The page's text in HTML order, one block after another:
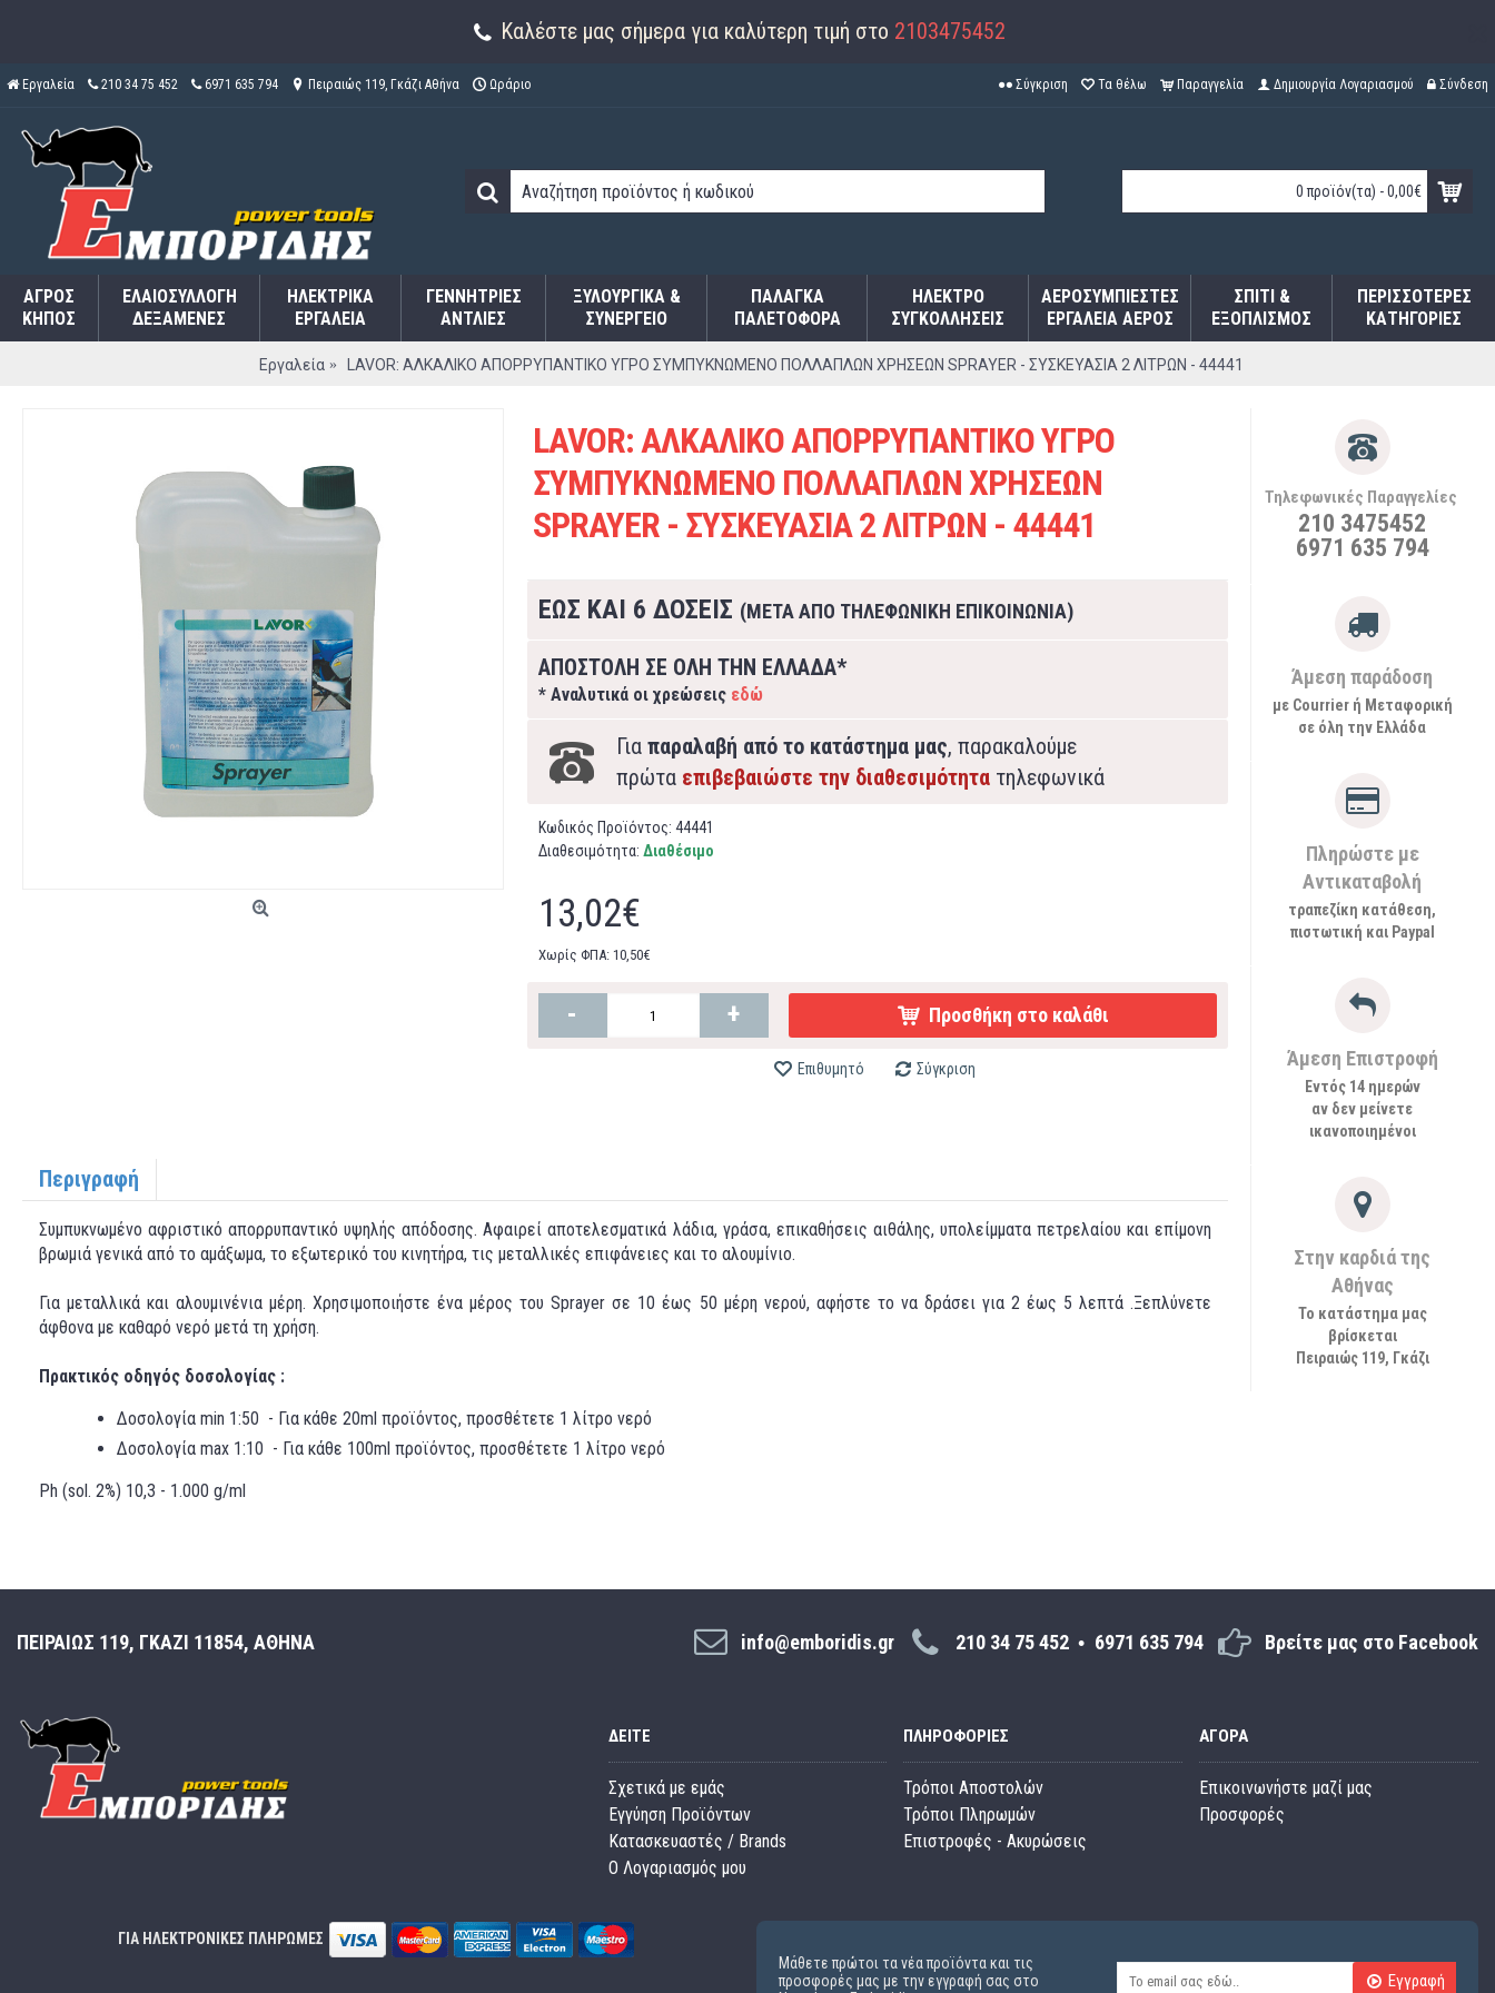
Καλέστε μας σήμερα για καλύτερη τιμή στο 2103475452
Εργαλεία 210 34 75 452 6971 635 794 Πειραιώς 119, Γκάζι Αθήνα Ωράριο Σύγκριση Τα θέλω Παραγγελία Δημιουργία Λογαριασμού Σύνδεση
0 προϊόν(τα) - 0,00€
ΑΓΡΌΣ
ΚΉΠΟΣ
ΕΛΑΙΟΣΥΛΛΟΓΉ
ΔΕΞΑΜΕΝΈΣ
ΗΛΕΚΤΡΙΚΆ
ΕΡΓΑΛΕΊΑ
ΓΕΝΝΉΤΡΙΕΣ
ΑΝΤΛΊΕΣ
ΞΥΛΟΥΡΓΙΚΑ &
ΣΥΝΕΡΓΕΙΟ
ΠΑΛΆΓΚΑ
ΠΑΛΕΤΟΦΌΡΑ
ΗΛΕΚΤΡΟ
ΣΥΓΚΟΛΛΉΣΕΙΣ
ΑΕΡΟΣΥΜΠΙΕΣΤΈΣ
ΕΡΓΑΛΕΊΑ ΑΈΡΟΣ
ΣΠΊΤΙ &
ΕΞΟΠΛΙΣΜΌΣ
ΠΕΡΙΣΣΌΤΕΡΕΣ
ΚΑΤΗΓΟΡΊΕΣ
Εργαλεία LAVOR: ΑΛΚΑΛΙΚΟ ΑΠΟΡΡΥΠΑΝΤΙΚΟ ΥΓΡΟ ΣΥΜΠΥΚΝΩΜΕΝΟ ΠΟΛΛΑΠΛΩΝ ΧΡΗΣΕΩΝ SPRAYER - ΣΥΣΚΕΥΑΣΙΑ 2 ΛΙΤΡΩΝ - 44441
Τηλεφωνικές Παραγγελίες
210 3475452
6971 635 794
Άμεση παράδοση
με Courrier ή Μεταφορική
σε όλη την Ελλάδα
Πληρώστε με
Αντικαταβολή
τραπεζίκη κατάθεση,
πιστωτική και Paypal
Άμεση Επιστροφή
Εντός 14 ημερών
αν δεν μείνετε
ικανοποιημένοι
Στην καρδιά της
Αθήνας
Το κατάστημα μας
βρίσκεται
Πειραιώς 119, Γκάζι
LAVOR: ΑΛΚΑΛΙΚΟ ΑΠΟΡΡΥΠΑΝΤΙΚΟ ΥΓΡΟ
ΣΥΜΠΥΚΝΩΜΕΝΟ ΠΟΛΛΑΠΛΩΝ ΧΡΗΣΕΩΝ
SPRAYER - ΣΥΣΚΕΥΑΣΙΑ 2 ΛΙΤΡΩΝ - 44441
ΕΩΣ ΚΑΙ 6 ΔΟΣΕΙΣ (ΜΕΤΑ ΑΠΟ ΤΗΛΕΦΩΝΙΚΗ ΕΠΙΚΟΙΝΩΝΙΑ)
ΑΠΟΣΤΟΛΗ ΣΕ ΟΛΗ ΤΗΝ ΕΛΛΑΔΑ*
* Αναλυτικά οι χρεώσεις εδώ
Για παραλαβή από το κατάστημα μας, παρακαλούμε
πρώτα επιβεβαιώστε την διαθεσιμότητατηλεφωνικά
Κωδικός Προϊόντος: 44441
Διαθεσιμότητα: Διαθέσιμο
13,02€
Χωρίς ΦΠΑ: 10,50€
- + Προσθήκη στο καλάθι
Επιθυμητό Σύγκριση
Περιγραφή
Συμπυκνωμένο αφριστικό απορρυπαντικό υψηλής απόδοσης. Αφαιρεί αποτελεσματικά λάδια, γράσα, επικαθήσεις αιθάλης, υπολείμματα πετρελαίου και επίμονη
βρωμιά γενικά από το αμάξωμα, το εξωτερικό του κινητήρα, τις μεταλλικές επιφάνειες και το αλουμίνιο.
Για μεταλλικά και αλουμινένια μέρη. Χρησιμοποιήστε ένα μέρος του Sprayer σε 10 έως 50 μέρη νερού, αφήστε το να δράσει για 2 έως 5 λεπτά .Ξεπλύνετε
άφθονα με καθαρό νερό μετά τη χρήση.
Πρακτικός οδηγός δοσολογίας :
Δοσολογία min 1:50 - Για κάθε 20ml προϊόντος, προσθέτετε 1 λίτρο νερό
Δοσολογία max 1:10 - Για κάθε 100ml προϊόντος, προσθέτετε 1 λίτρο νερό
Ph (sol. 2%) 10,3 - 1.000 g/ml
ΠΕΙΡΑΙΩΣ 119, ΓΚΑΖΙ 11854, ΑΘΗΝΑ info@emboridis.gr 210 34 75 452 6971 635 794 Βρείτε μας στο Facebook
ΔΕΊΤΕ
Σχετικά με εμάς
Εγγύηση Προϊόντων
Κατασκευαστές / Brands
O Λογαριασμός μου
ΠΛΗΡΟΦΟΡΊΕΣ
Τρόποι Αποστολών
Τρόποι Πληρωμών
Επιστροφές - Ακυρώσεις
ΑΓΟΡΆ
Επικοινωνήστε μαζί μας
Προσφορές
ΓΙΑ ΗΛΕΚΤΡΟΝΙΚΕΣ ΠΛΗΡΩΜΕΣ
Μάθετε πρώτοι τα νέα προϊόντα και τις
προσφορές μας με την εγγραφή σας στο
Εγγραφή